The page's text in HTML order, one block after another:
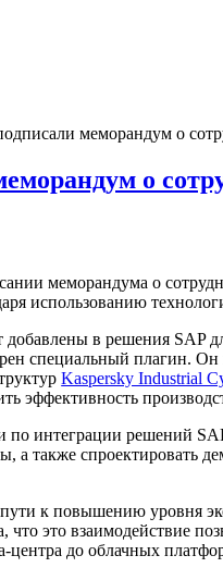
меморандум о
о
меморандума о
использованию
добавлены в решения
специальный
Kaspersky Industrial
эффективность
интеграции решений
также спроектировать
к повышению уровня
это взаимодействие
до облачных